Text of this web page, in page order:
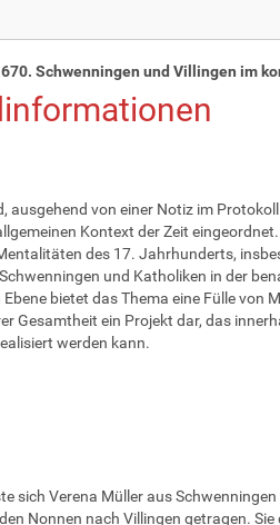
Schwenningen und Villingen im
ausgehend von einer Notiz im
Kontext der Zeit
des 17. Jahrhunderts,
und Katholiken in der
bietet das Thema eine Fülle von
Gesamtheit ein Projekt dar, das
werden kann.
sich Verena Müller aus
Nonnen nach Villingen getragen.